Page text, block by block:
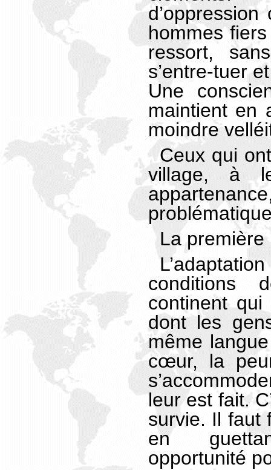
hommes
ressort,
s’entre-tuer
Une
maintient en
moindre
Ceux qui
village, à
La première
conditions
continent
dont les
même
cœur, la
leur est fait.
survie. Il faut
en
opportunité